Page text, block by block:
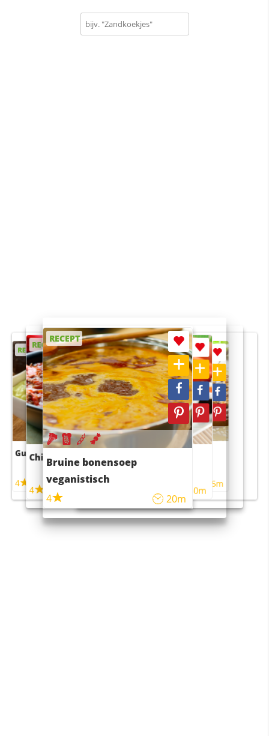
RECEPT
Guacamole
4
RECEPT
Chili con carne
4 45m
RECEPT
Bruine bonensoep
veganistisch
4
20m
RECEPT
Sushi rijstsalade
maaltijdsalade
40m
RECEPT
4 55m